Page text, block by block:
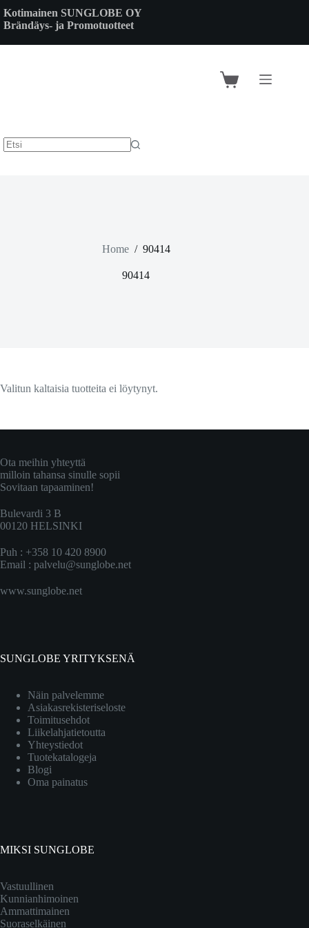
to
content
Kotimainen SUNGLOBE OY
Brändäys- ja Promotuotteet
Shopping
Home / 90414
90414
Valitun kaltaisia tuotteita ei löytynyt.
Ota meihin yhteyttä
milloin tahansa sinulle sopii
Sovitaan tapaaminen!
Bulevardi 3 B
00120 HELSINKI
Puh : +358 10 420 8900
Email : palvelu@sunglobe.net
www.sunglobe.net
SUNGLOBE YRITYKSENÄ
Näin palvelemme
Asiakasrekisteriseloste
Toimitusehdot
Liikelahjatietoutta
Yhteystiedot
Tuotekatalogeja
Blogi
Oma painatus
MIKSI SUNGLOBE
Vastuullinen
Kunnianhimoinen
Ammattimainen
Suoraselkäinen